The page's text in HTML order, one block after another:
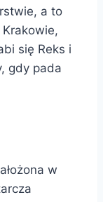
a to
się Reks i
gdy pada
w